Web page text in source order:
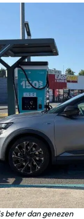
beter dan genezen